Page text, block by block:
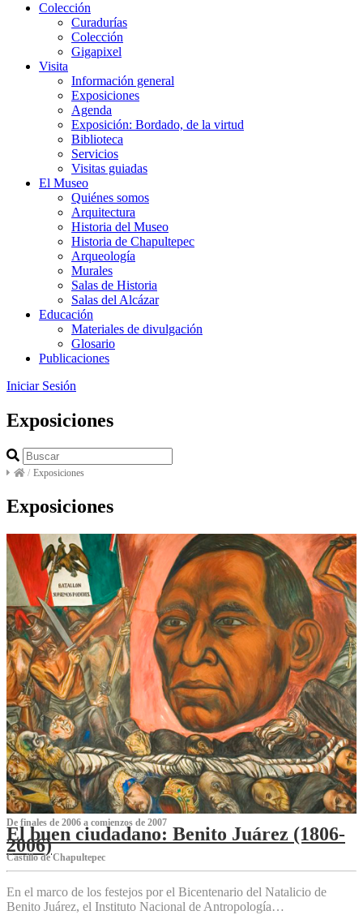
Colección
Curadurías
Colección
Gigapixel
Visita
Información general
Exposiciones
Agenda
Exposición: Bordado, de la virtud
Biblioteca
Servicios
Visitas guiadas
El Museo
Quiénes somos
Arquitectura
Historia del Museo
Historia de Chapultepec
Arqueología
Murales
Salas de Historia
Salas del Alcázar
Educación
Materiales de divulgación
Glosario
Publicaciones
Iniciar Sesión
Exposiciones
/ Exposiciones
Exposiciones
De finales de 2006 a comienzos de 2007
El buen ciudadano: Benito Juárez (1806-
2006)
Castillo de Chapultepec
En el marco de los festejos por el Bicentenario del Natalicio de
Benito Juárez, el Instituto Nacional de Antropología…